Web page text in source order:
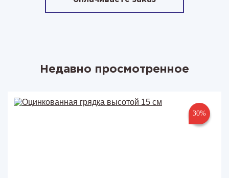
Недавно просмотренное
30%